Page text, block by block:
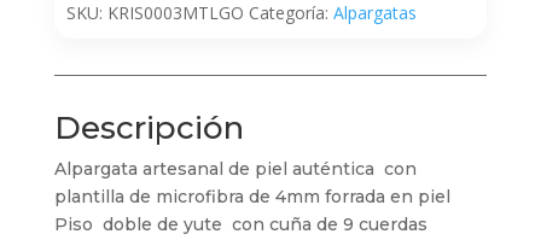
SKU: KRIS0003MTLGO Categoría: Alpargatas
Descripción
Alpargata artesanal de piel auténtica con
plantilla de microfibra de 4mm forrada en piel
Piso doble de yute con cuña de 9 cuerdas